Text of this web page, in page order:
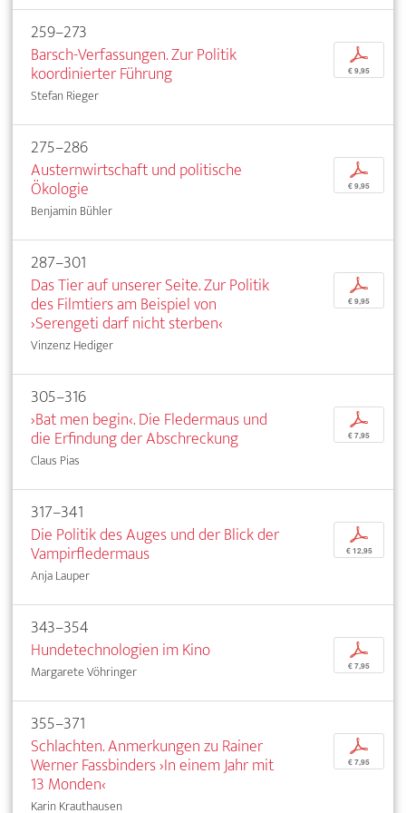
259–273
Barsch-Verfassungen. Zur Politik
koordinierter Führung
Stefan Rieger
p
€ 9,95
275–286
Austernwirtschaft und politische
Ökologie
Benjamin Bühler
p
€ 9,95
287–301
Das Tier auf unserer Seite. Zur Politik
des Filmtiers am Beispiel von
›Serengeti darf nicht sterben‹
Vinzenz Hediger
p
€ 9,95
305–316
›Bat men begin‹. Die Fledermaus und
die Erfindung der Abschreckung
Claus Pias
p
€ 7,95
317–341
Die Politik des Auges und der Blick der
Vampirfledermaus
Anja Lauper
p
€ 12,95
343–354
Hundetechnologien im Kino
Margarete Vöhringer
p
€ 7,95
355–371
Schlachten. Anmerkungen zu Rainer
Werner Fassbinders ›In einem Jahr mit
13 Monden‹
Karin Krauthausen
p
€ 7,95